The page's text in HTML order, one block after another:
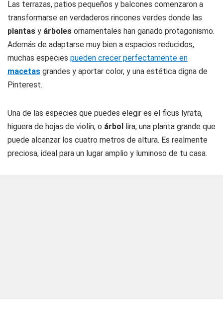
Las terrazas, patios pequeños y balcones comenzaron a
transformarse en verdaderos rincones verdes donde las
plantas y árboles ornamentales han ganado protagonismo.
Además de adaptarse muy bien a espacios reducidos,
muchas especies pueden crecer perfectamente en
macetas grandes y aportar color, y una estética digna de
Pinterest.
Una de las especies que puedes elegir es el ficus lyrata,
higuera de hojas de violín, o árbol lira, una planta grande que
puede alcanzar los cuatro metros de altura. Es realmente
preciosa, ideal para un lugar amplio y luminoso de tu casa.